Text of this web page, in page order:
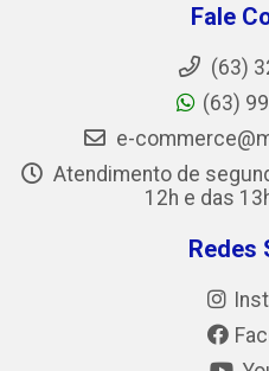
Fale
(63)
(63)
e-
Atendimento de
12h e das
Redes